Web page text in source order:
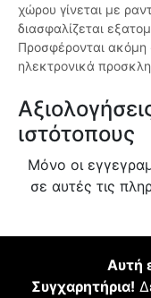
χώρου γίνεται με
διασφαλίζεται
Προσφέρονται ακόμη
ηλεκτρονικά
ιστότοπους
Μόνο οι
σε αυτές τις
Αυτή
Συγχαρητήρια!